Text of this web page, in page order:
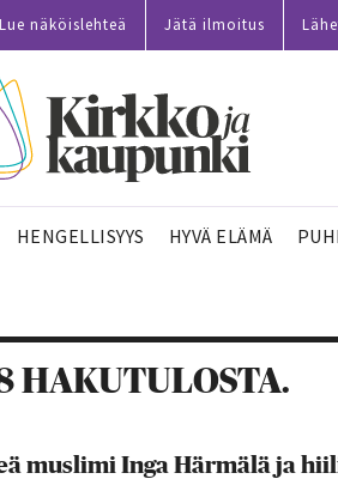
Lue näköislehteä Jätä ilmoitus
HENGELLISYYS HYVÄ ELÄMÄ
HAKUTULOSTA.
muslimi Inga Härmälä ja